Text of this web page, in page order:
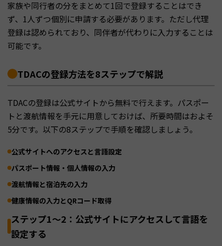
家族や同行者の分をまとめて1回で登録することはでき
ず、1人ずつ個別に申請する必要があります。ただし代理
登録は認められており、同伴者が代わりに入力することは
可能です。
TDACの登録方法を8ステップで解説
TDACの登録は公式サイトから無料で行えます。パスポー
トと渡航情報を手元に用意しておけば、所要時間はおよそ
5分です。以下の8ステップで手順を確認しましょう。
公式サイトへのアクセスと言語設定
パスポート情報・個人情報の入力
渡航情報と宿泊先の入力
健康情報の入力とQRコード取得
ステップ1〜2：公式サイトにアクセスして言語を
設定する